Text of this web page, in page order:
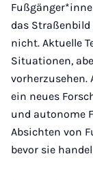
das
nicht. Aktuelle
Situationen,
vorherzusehen.
ein neues
und autonome
Absichten von
bevor sie